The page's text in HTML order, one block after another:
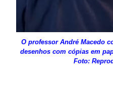
O professor André Macedo
desenhos com
Foto: